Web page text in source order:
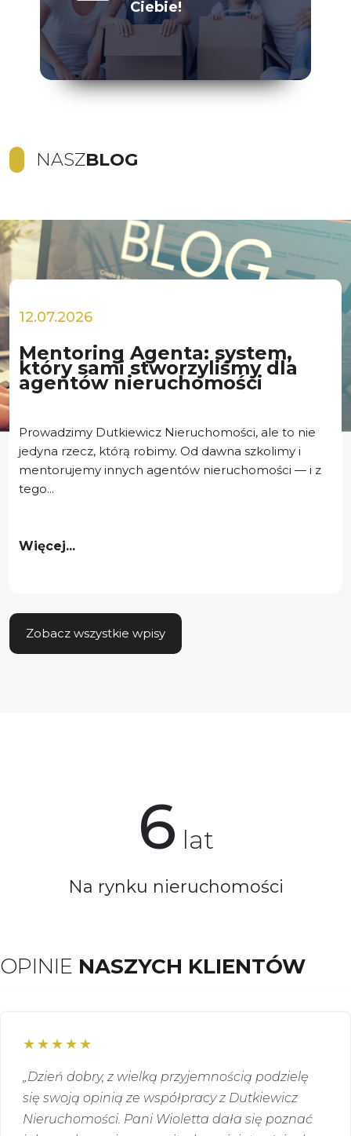
Ciebie!
NASZBLOG
12.07.2026
Mentoring Agenta: system,
który sami stworzyliśmy dla
agentów nieruchomości
Prowadzimy Dutkiewicz Nieruchomości, ale to nie
jedyna rzecz, którą robimy. Od dawna szkolimy i
mentorujemy innych agentów nieruchomości — i z
tego...
Więcej...
Zobacz wszystkie wpisy
6 lat
Na rynku nieruchomości
OPINIE NASZYCH KLIENTÓW
★★★★★
„Dzień dobry, z wielką przyjemnością podzielę
się swoją opinią ze współpracy z Dutkiewicz
Nieruchomości. Pani Wioletta dała się poznać